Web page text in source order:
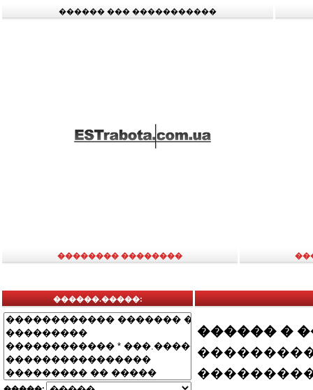
������ ��� �����������
�������� ��������
������.�����:
������ �